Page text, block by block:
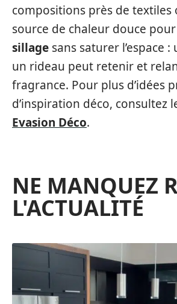
compositions près de textiles
source de chaleur douce
sillage sans saturer l’espace
un rideau peut retenir et
fragrance. Pour plus d’idées
d’inspiration déco, consultez
Evasion Déco.
NE MANQUEZ
L'ACTUALITÉ